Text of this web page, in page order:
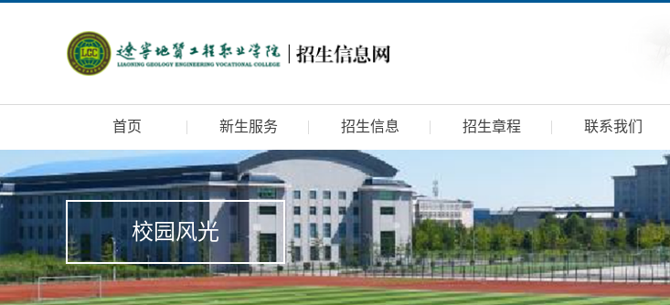
首页 新生服务 招生信息 招生章程 联系我们
校园风光